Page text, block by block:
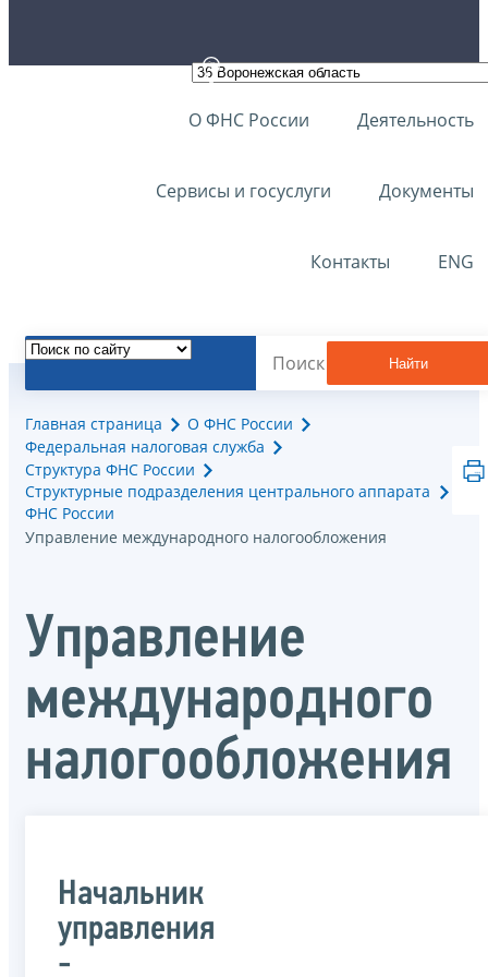
О ФНС России Деятельность
Сервисы и госуслуги Документы
Контакты ENG
Найти
Главная страница
О ФНС России
Федеральная налоговая служба
Структура ФНС России
Структурные подразделения центрального аппарата
ФНС России
Управление международного налогообложения
Управление
международного
налогообложения
Начальник
управления
-